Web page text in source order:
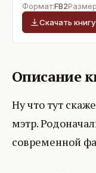
Формат:FB2
Скачать книгу
Описание
Ну что тут
мэтр.
современной